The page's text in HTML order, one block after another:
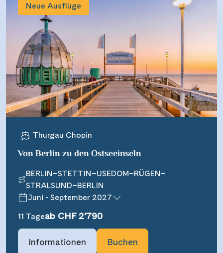
Neue Ausflüge
Thurgau Chopin
Von Berlin zu den Ostseeinseln
BERLIN–STETTIN–USEDOM–RÜGEN–
STRALSUND–BERLIN
Juni - September 2027
11 Tageab CHF 2’790
Informationen Buchen